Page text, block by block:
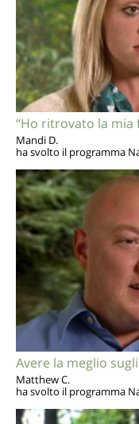
“Ho ritrovato la mia
Mandi D.
ha svolto il programma
Avere la meglio
Matthew C.
ha svolto il programma